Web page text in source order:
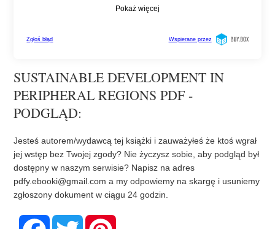
SUSTAINABLE DEVELOPMENT IN
PERIPHERAL REGIONS PDF -
PODGLĄD:
Jesteś autorem/wydawcą tej książki i zauważyłeś że ktoś wgrał
jej wstęp bez Twojej zgody? Nie życzysz sobie, aby podgląd był
dostępny w naszym serwisie? Napisz na adres
pdfy.ebooki@gmail.com a my odpowiemy na skargę i usuniemy
zgłoszony dokument w ciągu 24 godzin.
F
T